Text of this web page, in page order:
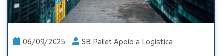
06/09/2025 SB Pallet Apoio a Logistica